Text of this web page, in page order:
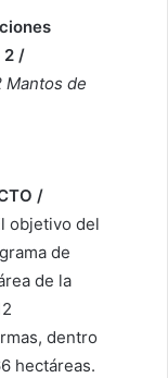
2 /
Mantos de
/
objetivo del
de
de la
dentro
hectáreas.